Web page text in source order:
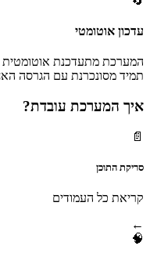
עדכון אוטומטי
המערכת מתעדכנת
תמיד מסונכרנת עם הגרסה
איך המערכת עובדת?
📄
סריקת התוכן
קריאת כל העמודים
←
🧠